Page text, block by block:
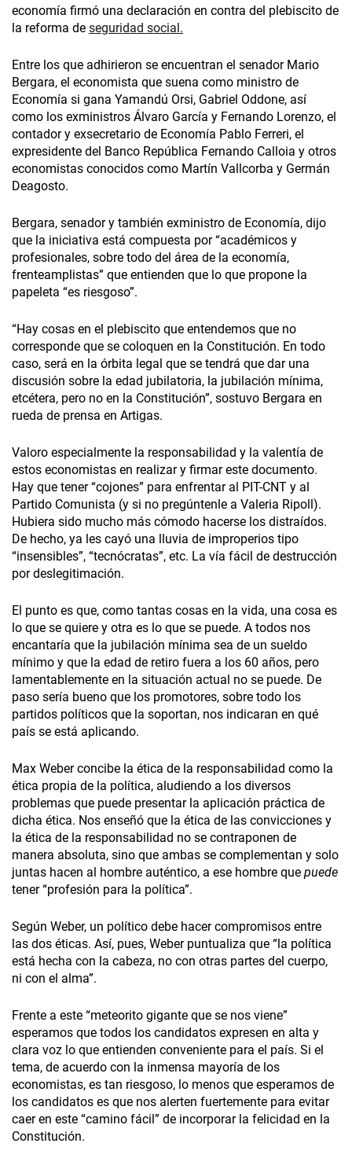
economía firmó una declaración en contra del plebiscito de
la reforma de seguridad social.
Entre los que adhirieron se encuentran el senador Mario
Bergara, el economista que suena como ministro de
Economía si gana Yamandú Orsi, Gabriel Oddone, así
como los exministros Álvaro García y Fernando Lorenzo, el
contador y exsecretario de Economía Pablo Ferreri, el
expresidente del Banco República Fernando Calloia y otros
economistas conocidos como Martín Vallcorba y Germán
Deagosto.
Bergara, senador y también exministro de Economía, dijo
que la iniciativa está compuesta por “académicos y
profesionales, sobre todo del área de la economía,
frenteamplistas” que entienden que lo que propone la
papeleta “es riesgoso”.
“Hay cosas en el plebiscito que entendemos que no
corresponde que se coloquen en la Constitución. En todo
caso, será en la órbita legal que se tendrá que dar una
discusión sobre la edad jubilatoria, la jubilación mínima,
etcétera, pero no en la Constitución”, sostuvo Bergara en
rueda de prensa en Artigas.
Valoro especialmente la responsabilidad y la valentía de
estos economistas en realizar y firmar este documento.
Hay que tener “cojones” para enfrentar al PIT-CNT y al
Partido Comunista (y si no pregúntenle a Valeria Ripoll).
Hubiera sido mucho más cómodo hacerse los distraídos.
De hecho, ya les cayó una lluvia de improperios tipo
“insensibles”, “tecnócratas”, etc. La vía fácil de destrucción
por deslegitimación.
El punto es que, como tantas cosas en la vida, una cosa es
lo que se quiere y otra es lo que se puede. A todos nos
encantaría que la jubilación mínima sea de un sueldo
mínimo y que la edad de retiro fuera a los 60 años, pero
lamentablemente en la situación actual no se puede. De
paso sería bueno que los promotores, sobre todo los
partidos políticos que la soportan, nos indicaran en qué
país se está aplicando.
Max Weber concibe la ética de la responsabilidad como la
ética propia de la política, aludiendo a los diversos
problemas que puede presentar la aplicación práctica de
dicha ética. Nos enseñó que la ética de las convicciones y
la ética de la responsabilidad no se contraponen de
manera absoluta, sino que ambas se complementan y solo
juntas hacen al hombre auténtico, a ese hombre que puede
tener “profesión para la política”.
Según Weber, un político debe hacer compromisos entre
las dos éticas. Así, pues, Weber puntualiza que “la política
está hecha con la cabeza, no con otras partes del cuerpo,
ni con el alma”.
Frente a este “meteorito gigante que se nos viene”
esperamos que todos los candidatos expresen en alta y
clara voz lo que entienden conveniente para el país. Si el
tema, de acuerdo con la inmensa mayoría de los
economistas, es tan riesgoso, lo menos que esperamos de
los candidatos es que nos alerten fuertemente para evitar
caer en este “camino fácil” de incorporar la felicidad en la
Constitución.